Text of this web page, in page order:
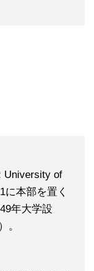
University of
本部を置く
年大学設
。